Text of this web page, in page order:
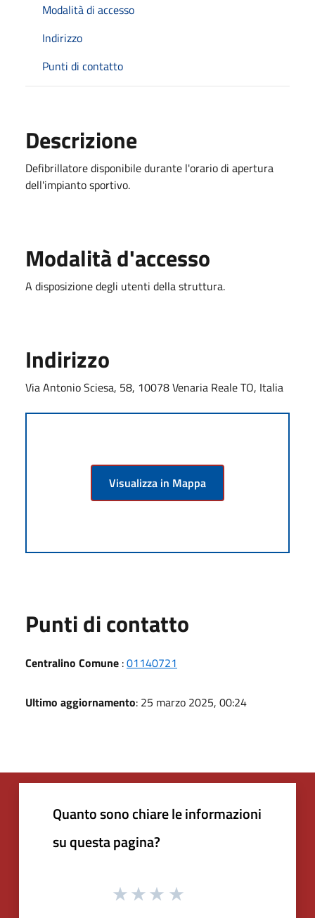
Modalità di accesso
Indirizzo
Punti di contatto
Descrizione
Defibrillatore disponibile durante l'orario di apertura
dell'impianto sportivo.
Modalità d'accesso
A disposizione degli utenti della struttura.
Indirizzo
Via Antonio Sciesa, 58, 10078 Venaria Reale TO, Italia
Visualizza in Mappa
Punti di contatto
Centralino Comune :01140721
Ultimo aggiornamento: 25 marzo 2025, 00:24
Quanto sono chiare le informazioni
su questa pagina?